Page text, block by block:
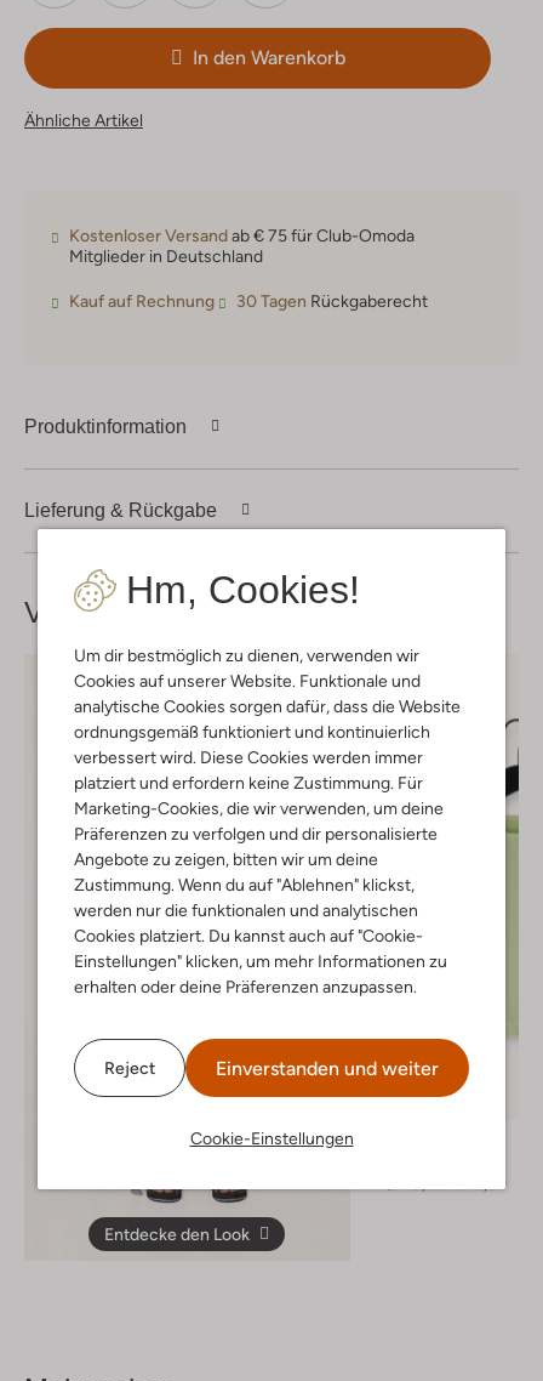
Hm, Cookies!
Um dir bestmöglich zu dienen, verwenden wir
Cookies auf unserer Website. Funktionale und
analytische Cookies sorgen dafür, dass die Website
ordnungsgemäß funktioniert und kontinuierlich
verbessert wird. Diese Cookies werden immer
platziert und erfordern keine Zustimmung. Für
Marketing-Cookies, die wir verwenden, um deine
Präferenzen zu verfolgen und dir personalisierte
Angebote zu zeigen, bitten wir um deine
Zustimmung. Wenn du auf "Ablehnen" klickst,
werden nur die funktionalen und analytischen
Cookies platziert. Du kannst auch auf "Cookie-
Einstellungen" klicken, um mehr Informationen zu
erhalten oder deine Präferenzen anzupassen.
Reject Einverstanden und weiter
Cookie-Einstellungen
In den Warenkorb
Ähnliche Artikel
Kostenloser Versandab € 75 für Club-Omoda
Mitglieder in Deutschland
Kauf auf Rechnung 30 Tagen Rückgaberecht
Produktinformation
Lieferung & Rückgabe
Vervollständige deinenLook
Entdecke den Look
-40%
€ 10,99